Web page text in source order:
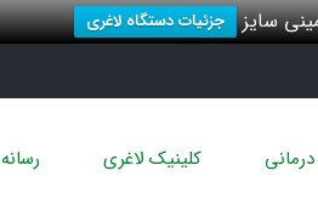
سایز جزئیات دستگاه لاغری
کلینیک لاغری رسانه